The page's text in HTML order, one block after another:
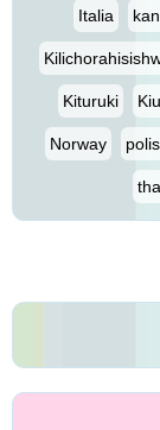
Italia
Kituruki
Norway